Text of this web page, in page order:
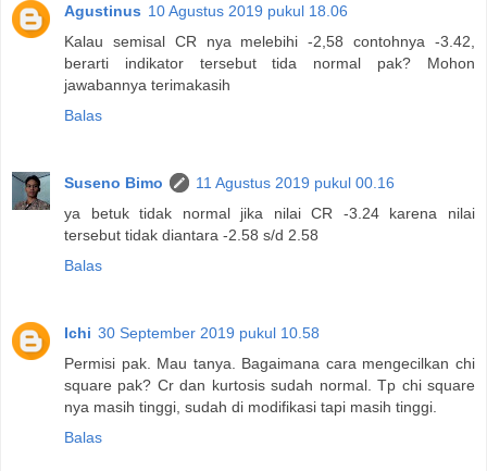
Agustinus 10 Agustus 2019 pukul 18.06
Kalau semisal CR nya melebihi -2,58 contohnya -3.42,
berarti indikator tersebut tida normal pak? Mohon
jawabannya terimakasih
Balas
Suseno Bimo
11 Agustus 2019 pukul 00.16
ya betuk tidak normal jika nilai CR -3.24 karena nilai
tersebut tidak diantara -2.58 s/d 2.58
Balas
Ichi 30 September 2019 pukul 10.58
Permisi pak. Mau tanya. Bagaimana cara mengecilkan chi
square pak? Cr dan kurtosis sudah normal. Tp chi square
nya masih tinggi, sudah di modifikasi tapi masih tinggi.
Balas